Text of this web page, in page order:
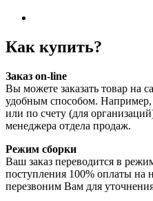
Как купить?
Заказ on-line
Вы можете заказать товар на
удобным способом.
или по счету (для
менеджера отдела продаж.
Режим сборки
Ваш заказ переводится в
поступления 100% оплаты
перезвоним Вам для